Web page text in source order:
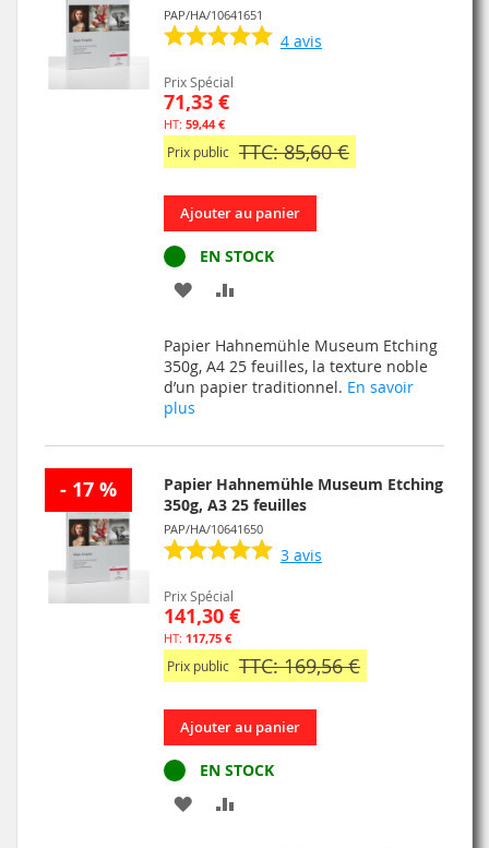
PAP/HA/10641651
4 avis
Prix Spécial
71,33 €
59,44 €
Prix public TTC: 85,60 €
Ajouter au panier
EN STOCK
AJOUTER
MA
LISTE
D’ENVIE
COMPARATEUR
Papier Hahnemühle Museum Etching
350g, A4 25 feuilles, la texture noble
d’un papier traditionnel. En savoir
plus
- 17 %
Papier Hahnemühle Museum Etching
350g, A3 25 feuilles
PAP/HA/10641650
3 avis
Prix Spécial
141,30 €
117,75 €
Prix public TTC: 169,56 €
Ajouter au panier
EN STOCK
AJOUTER